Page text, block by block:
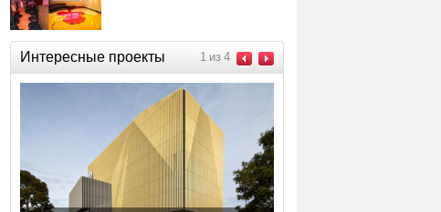
Интересные проекты 1 из 4